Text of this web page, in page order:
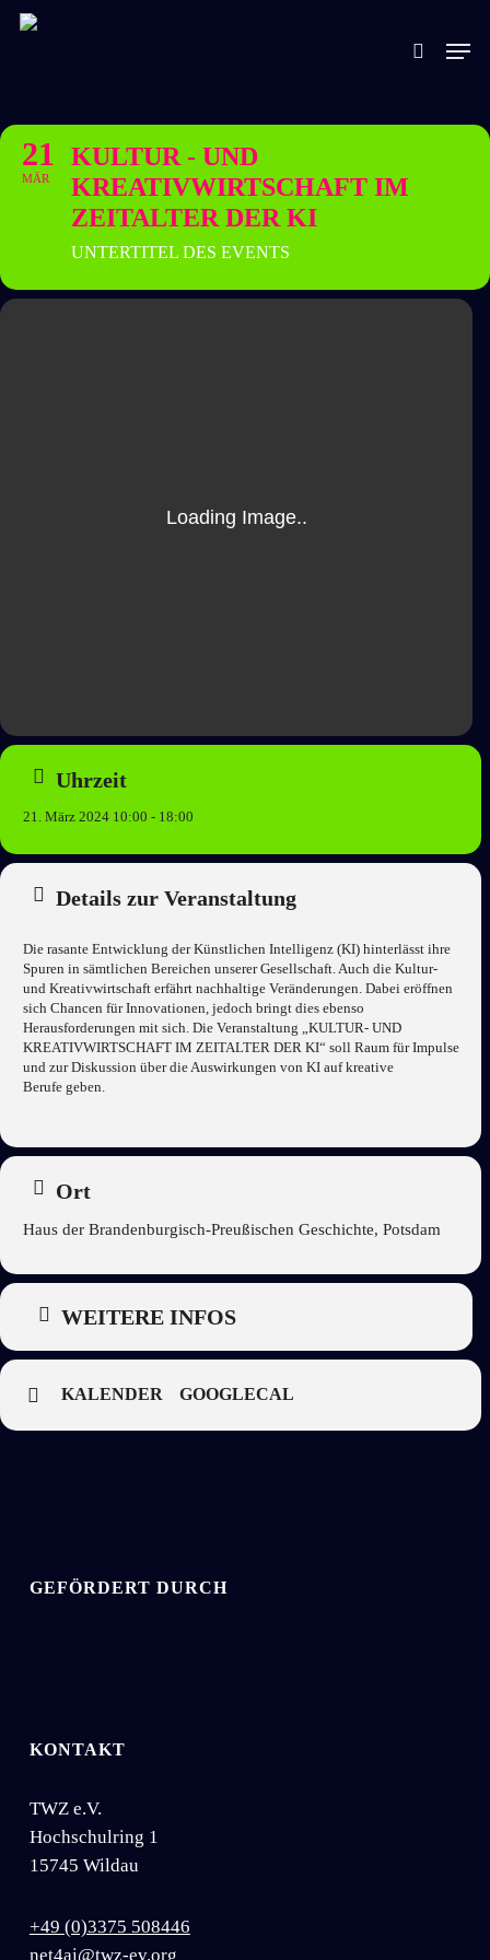
Skip
search
Menu
21
MÄR
KULTUR - UND
KREATIVWIRTSCHAFT IM
ZEITALTER DER KI
UNTERTITEL DES EVENTS
Uhrzeit
21. März 2024 10:00 - 18:00
Details zur Veranstaltung
Die rasante Entwicklung der Künstlichen Intelligenz (KI) hinterlässt ihre
Spuren in sämtlichen Bereichen unserer Gesellschaft. Auch die Kultur-
und Kreativwirtschaft erfährt nachhaltige Veränderungen. Dabei eröffnen
sich Chancen für Innovationen, jedoch bringt dies ebenso
Herausforderungen mit sich. Die Veranstaltung „KULTUR- UND
KREATIVWIRTSCHAFT IM ZEITALTER DER KI“ soll Raum für Impulse
und zur Diskussion über die Auswirkungen von KI auf kreative
Berufe geben.
Ort
Haus der Brandenburgisch-Preußischen Geschichte, Potsdam
WEITERE INFOS
KALENDER GOOGLECAL
GEFÖRDERT DURCH
KONTAKT
TWZ e.V.
Hochschulring 1
15745 Wildau
+49 (0)3375 508446
net4ai@twz-ev.org